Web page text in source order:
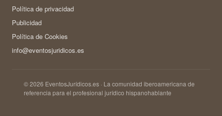
Política de privacidad
Publicidad
Política de Cookies
info@eventosjuridicos.es
© 2026 EventosJurídicos.es · La comunidad iberoamericana de
referencia para el profesional jurídico hispanohablante